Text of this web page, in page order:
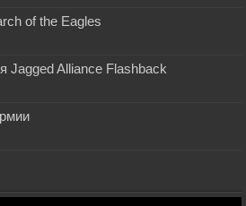
of the Eagles
Jagged Alliance Flashback